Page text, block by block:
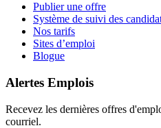
Publier une offre
Système de suivi des
Nos tarifs
Sites d’emploi
Blogue
Alertes Emplois
Recevez les dernières offres
courriel.